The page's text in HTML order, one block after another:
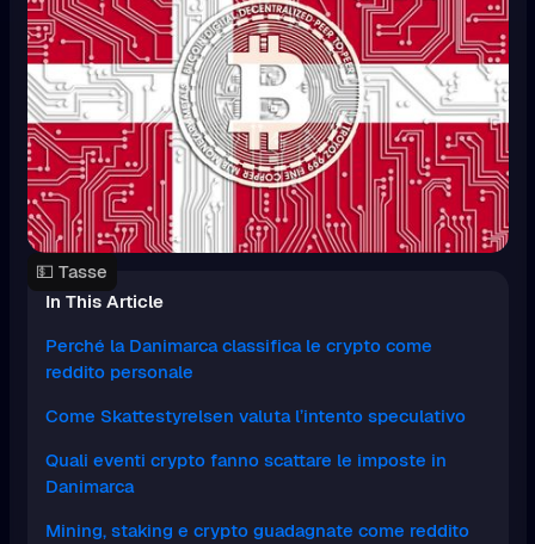
💵 Tasse
In This Article
Perché la Danimarca classifica le crypto come
reddito personale
Come Skattestyrelsen valuta l’intento speculativo
Quali eventi crypto fanno scattare le imposte in
Danimarca
Mining, staking e crypto guadagnate come reddito